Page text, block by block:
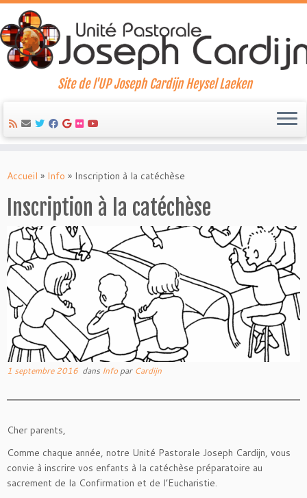
to
Site de l'UP Joseph Cardijn Heysel Laeken
Accueil » Info » Inscription à la catéchèse
Inscription à la catéchèse
1 septembre 2016 dans Info par Cardijn
Cher parents,
Comme chaque année, notre Unité Pastorale Joseph Cardijn, vous
convie à inscrire vos enfants à la catéchèse préparatoire au
sacrement de la Confirmation et de l’Eucharistie.